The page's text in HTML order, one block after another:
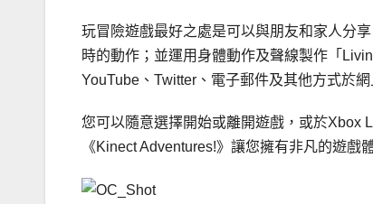
玩冒險遊戲最好之處是可以與朋友和家人分
時的動作；並運用身體動作及聲線製作「
YouTube、Twitter、電子郵件及其他方式於
您可以隨意選擇開始或離開遊戲，或於Xbox
《Kinect Adventures!》讓您擁有非凡的遊戲